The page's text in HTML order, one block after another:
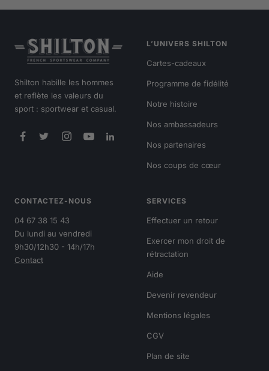
Shilton habille les hommes
et reflète les valeurs du
sport : sportwear et casual.
L’UNIVERS SHILTON
Cartes-cadeaux
Programme de fidélité
Notre histoire
Nos ambassadeurs
Nos partenaires
Nos coups de cœur
CONTACTEZ-NOUS
04 67 38 15 43
Du lundi au vendredi
9h30/12h30 - 14h/17h
Contact
SERVICES
Effectuer un retour
Exercer mon droit de
rétractation
Aide
Devenir revendeur
Mentions légales
CGV
Plan de site